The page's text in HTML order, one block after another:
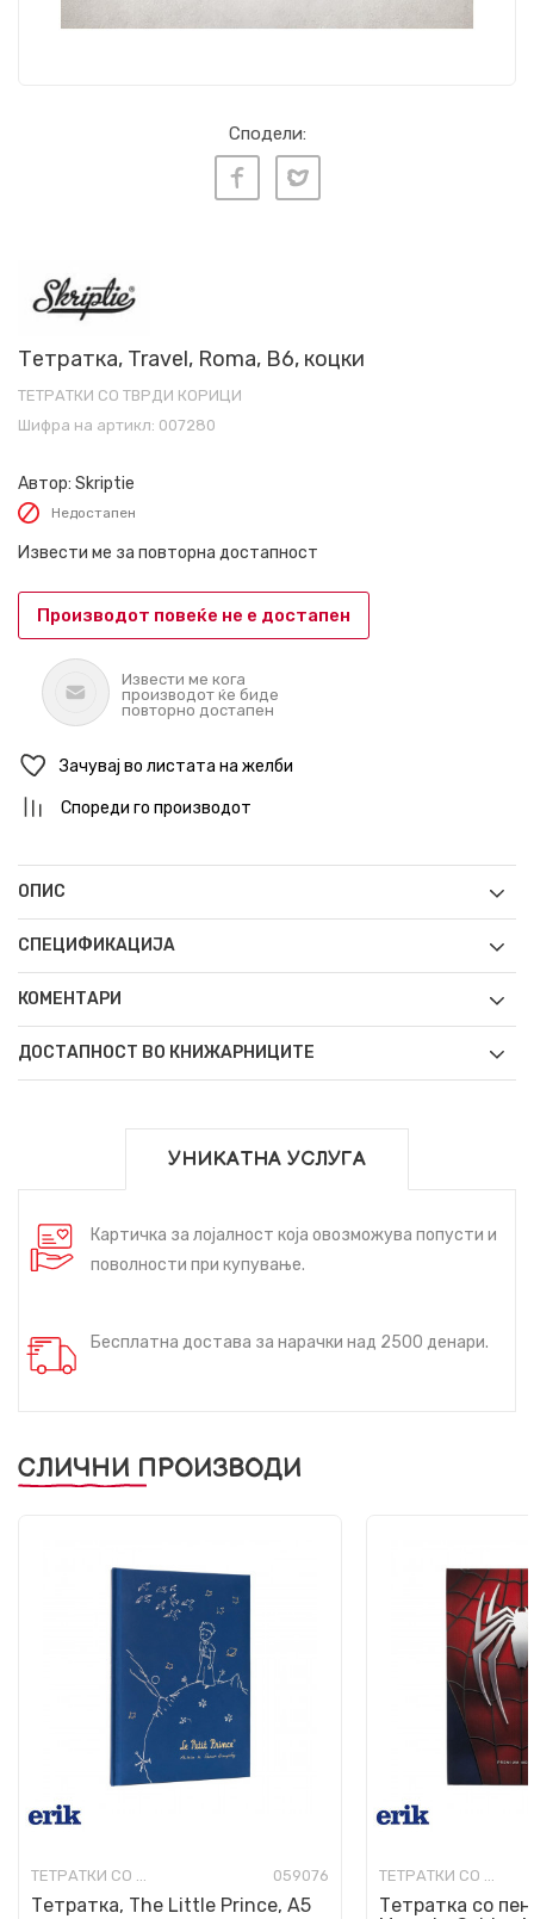
Сподели:
Тетратка, Travel, Roma, B6, коцки
ТЕТРАТКИ СО ТВРДИ КОРИЦИ
Шифра на артикл: 007280
Автор: Skriptie
Недостапен
Извести ме за повторна достапност
Производот повеќе не е достапен
Извести ме кога
производот ќе биде
повторно достапен
Зачувај во листата на желби
Спореди го производот
ОПИС
СПЕЦИФИКАЦИЈА
КОМЕНТАРИ
ДОСТАПНОСТ ВО КНИЖАРНИЦИТЕ
УНИКАТНА УСЛУГА
Картичка за лојалност која овозможува попусти и
поволности при купување.
Бесплатна достава за нарачки над 2500 денари.
СЛИЧНИ ПРОИЗВОДИ
ТЕТРАТКИ СО ТВРДИ КОРИЦИ 059076
Тетратка, The Little Prince, А5
ТЕТРАТКИ СО ТВРДИ КОРИЦИ
Тетратка со